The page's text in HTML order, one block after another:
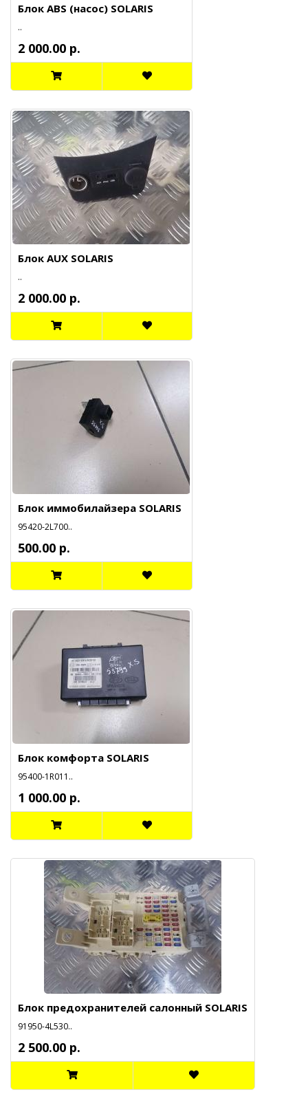
Блок ABS (насос) SOLARIS
..
2 000.00 р.
Блок AUX SOLARIS
..
2 000.00 р.
Блок иммобилайзера SOLARIS
95420-2L700..
500.00 р.
Блок комфорта SOLARIS
95400-1R011..
1 000.00 р.
Блок предохранителей салонный SOLARIS
91950-4L530..
2 500.00 р.